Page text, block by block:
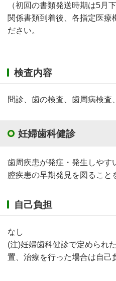
（初回の書類発送時期は5月
関係書類到着後、各指定医療
ださい。
検査内容
問診、歯の検査、歯周病検査
妊婦歯科健診
歯周疾患が発症・発生しやす
腔疾患の早期発見を図ること
自己負担
なし
(注)妊婦歯科健診で定められ
置、治療を行った場合は自己